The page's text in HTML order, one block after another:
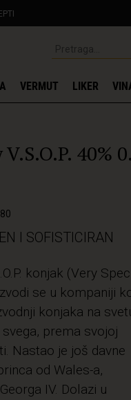
VERMUT LIKER
40%
I SOFISTICIRAN
konjak (Very
se u kompaniji
konjaka na
prema svojoj
Nastao je još davne
od Wales-a,
IV. Dolazi u